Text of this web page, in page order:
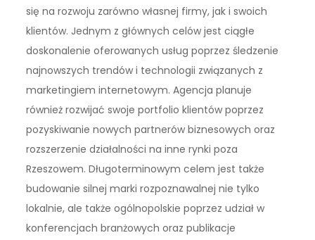
się na rozwoju zarówno własnej firmy, jak i swoich
klientów. Jednym z głównych celów jest ciągłe
doskonalenie oferowanych usług poprzez śledzenie
najnowszych trendów i technologii związanych z
marketingiem internetowym. Agencja planuje
również rozwijać swoje portfolio klientów poprzez
pozyskiwanie nowych partnerów biznesowych oraz
rozszerzenie działalności na inne rynki poza
Rzeszowem. Długoterminowym celem jest także
budowanie silnej marki rozpoznawalnej nie tylko
lokalnie, ale także ogólnopolskie poprzez udział w
konferencjach branżowych oraz publikacje